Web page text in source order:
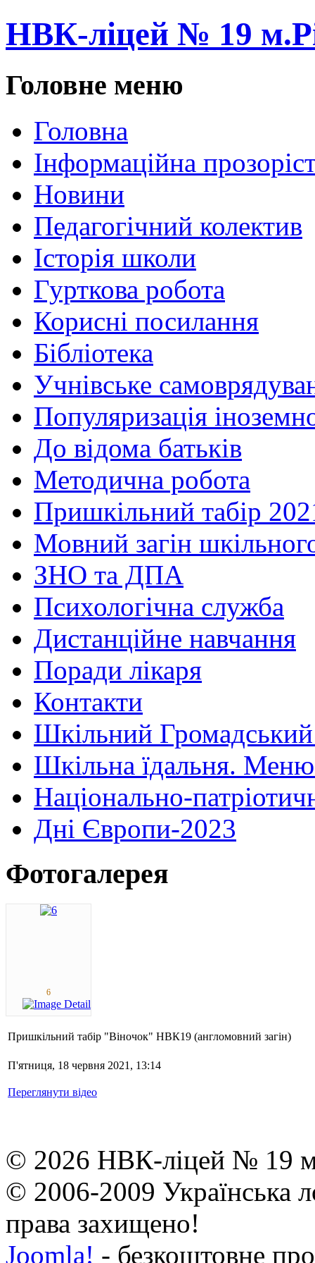
НВК-ліцей № 19
Головне меню
Головна
Інформаційна
Новини
Педагогічний колектив
Історія школи
Гурткова робота
Корисні посилання
Бібліотека
Учнівське
Популяризація
До відома батьків
Методична робота
Пришкільний табір
Мовний загін
ЗНО та ДПА
Психологічна служба
Дистанційне навчання
Поради лікаря
Контакти
Шкільний
Шкільна їдальня.
Національно-
Дні Європи-2023
Фотогалерея
6
Пришкільний табір "Віночок" НВК19 (англомовний загін)
П'ятниця, 18 червня 2021, 13:14
Переглянути відео
© 2026 НВК-ліцей № 19
© 2006-2009 Українська
права захищено!
Joomla! - безкоштовне